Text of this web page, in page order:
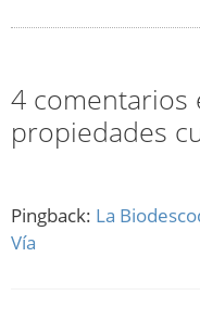
4 comentarios
propiedades
Pingback: La
Vía